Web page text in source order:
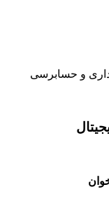
و حسابرسی